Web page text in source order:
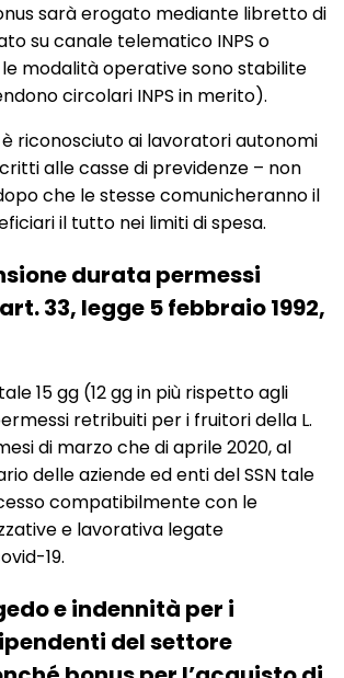
sarà erogato mediante libretto di
su canale telematico INPS o
modalità operative sono stabilite
circolari INPS in merito).
è riconosciuto ai lavoratori autonomi
alle casse di previdenze – non
che le stesse comunicheranno il
il tutto nei limiti di spesa.
durata permessi
33, legge 5 febbraio 1992,
15 gg (12 gg in più rispetto agli
retribuiti per i fruitori della L.
di marzo che di aprile 2020, al
delle aziende ed enti del SSN tale
compatibilmente con le
e lavorativa legate
19.
e indennità per i
del settore